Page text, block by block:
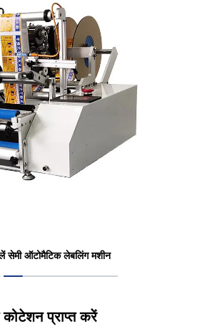
सेमी ऑटोमैटिक लेबलिंग मशीन
प्राप्त करें